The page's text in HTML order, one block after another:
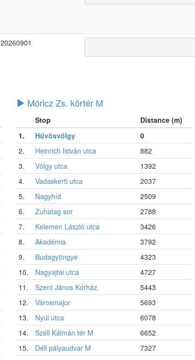
20260901
Móricz Zs. körtér M
Stop
Distance (m)
1.
Hűvösvölgy
0
2.
Heinrich István utca
882
3.
Völgy utca
1392
4.
Vadaskerti utca
2037
5.
Nagyhíd
2509
6.
Zuhatag sor
2788
7.
Kelemen László utca
3426
8.
Akadémia
3792
9.
Budagyöngye
4323
10.
Nagyajtai utca
4727
11.
Szent János Kórház
5443
12.
Városmajor
5693
13.
Nyúl utca
6078
14.
Széll Kálmán tér M
6652
15.
Déli pályaudvar M
7327